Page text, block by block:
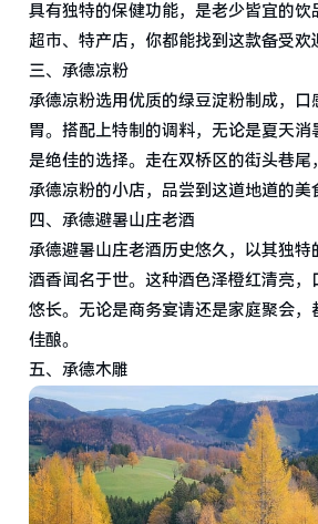
具有独特的保健功能，是老少皆宜的饮
超市、特产店，你都能找到这款备受欢
三、承德凉粉
承德凉粉选用优质的绿豆淀粉制成，
胃。搭配上特制的调料，无论是夏天
是绝佳的选择。走在双桥区的街头巷尾
承德凉粉的小店，品尝到这道地道的美
四、承德避暑山庄老酒
承德避暑山庄老酒历史悠久，以其独特
酒香闻名于世。这种酒色泽橙红清亮，
悠长。无论是商务宴请还是家庭聚会，
佳酿。
五、承德木雕